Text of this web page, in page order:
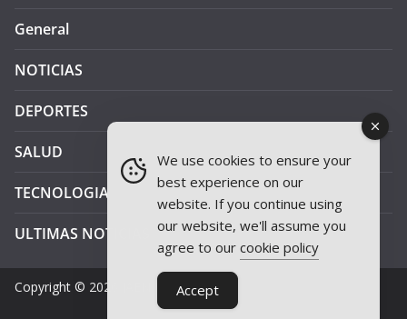
General
NOTICIAS
DEPORTES
SALUD
TECNOLOGIA
ULTIMAS NOTICIAS
Copyright © 2026 JAEN PLUS RADIO
We use cookies to ensure your
best experience on our
website. If you continue using
our website, we'll assume you
agree to our cookie policy
Accept